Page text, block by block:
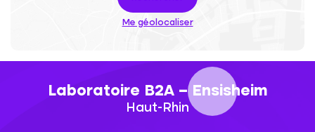
Me géolocaliser
Laboratoire B2A – Ensisheim
Haut-Rhin